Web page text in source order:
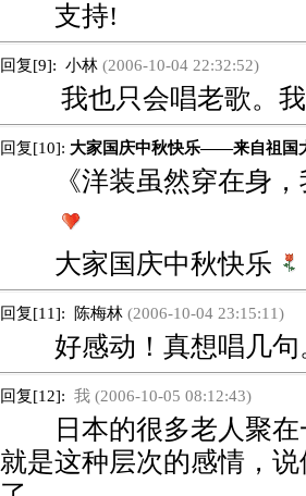
支持!
回复[9]: 小林(2006-10-04 22:32:52)
我也只会唱老歌。我
回复[10]: 大家国庆中秋快乐——来自祖国
《洋装虽然穿在身，
大家国庆中秋快乐
回复[11]: 陈梅林(2006-10-04 23:15:11)
好感动！真想唱几句
回复[12]: 我 (2006-10-05 08:12:43)
日本的很多老人聚在
就是这种层次的感情，